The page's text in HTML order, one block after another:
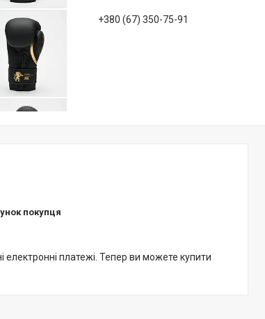
+380 (67) 350-75-91
покупця
електронні платежі. Тепер ви можете купити